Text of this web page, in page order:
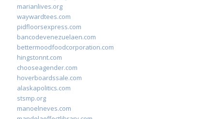
marianlives.org
waywardtees.com
pidfloorsexpress.com
bancodevenezuelaen.com
bettermoodfoodcorporation.com
hingstonnt.com
chooseagender.com
hoverboardssale.com
alaskapolitics.com
stsmp.org
manoelneves.com